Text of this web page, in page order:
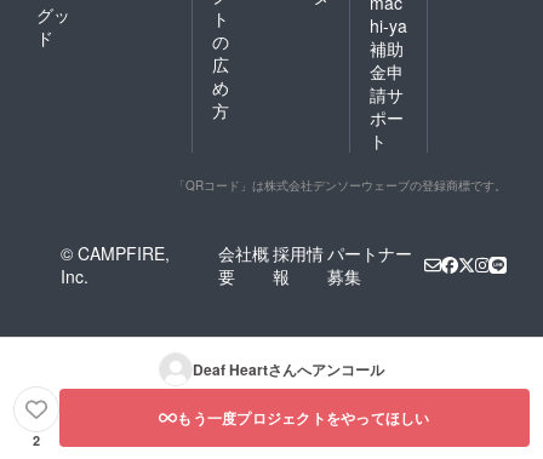
グッ
ド
ト
の
広
め
方
hi-ya
補助
金申
請サ
ポー
ト
「QRコード」は株式会社デンソーウェーブの登録商標です。
© CAMPFIRE,
Inc.
会社概
要
採用情
報
パートナー
募集
Deaf Heartさんへアンコール
2
もう一度プロジェクトをやってほしい